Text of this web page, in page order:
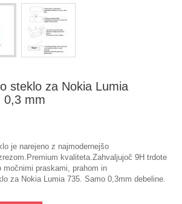
steklo za Nokia Lumia
0,3 mm
je narejeno z najmodernejšo
kvaliteta.Zahvaljujoč 9H trdote
močnimi praskami, prahom in
za Nokia Lumia 735. Samo 0,3mm debeline.